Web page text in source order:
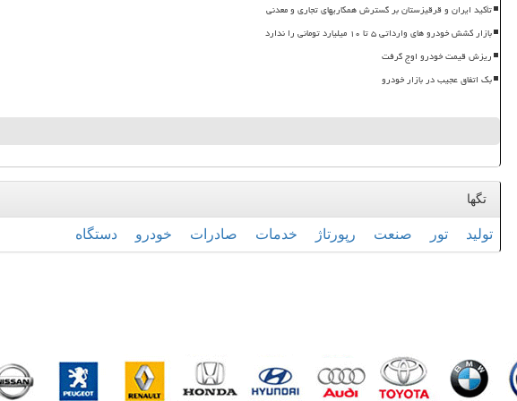
تأکید ایران و قرقیزستان بر گسترش همکاریهای تجاری و معدنی
بازار کشش خودرو های وارداتی ۵ تا ۱۰ میلیارد تومانی را ندارد
ریزش قیمت خودرو اوج گرفت
بک اتفاق عجیب در بازار خودرو
تگها
تولید تور صنعت رپورتاژ خدمات صادرات خودرو دستگاه